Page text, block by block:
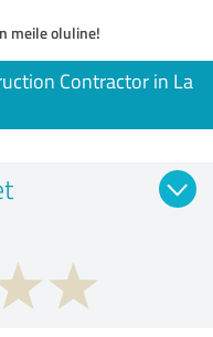
meile oluline!
Contractor in La